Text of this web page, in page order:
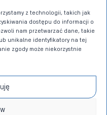
z technologii, takich jak
dostępu do informacji o
nam przetwarzać dane, takie
unikalne identyfikatory na tej
zgody może niekorzystnie
się
danych osobowych przez
w celach marketingu
produktów i usług. Dane w
art. 6 ust. 1 lit. a)
osób fizycznych w związku z
w sprawie swobodnego